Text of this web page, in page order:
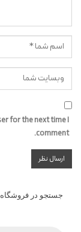
for the next time I
comment.
جستجو در فروشگاه